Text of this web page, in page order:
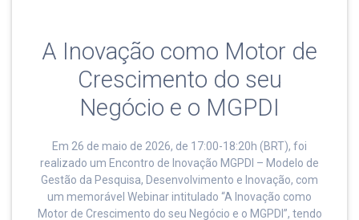
A Inovação como Motor de
Crescimento do seu
Negócio e o MGPDI
Em 26 de maio de 2026, de 17:00-18:20h (BRT), foi
realizado um Encontro de Inovação MGPDI – Modelo de
Gestão da Pesquisa, Desenvolvimento e Inovação, com
um memorável Webinar intitulado “A Inovação como
Motor de Crescimento do seu Negócio e o MGPDI”, tendo